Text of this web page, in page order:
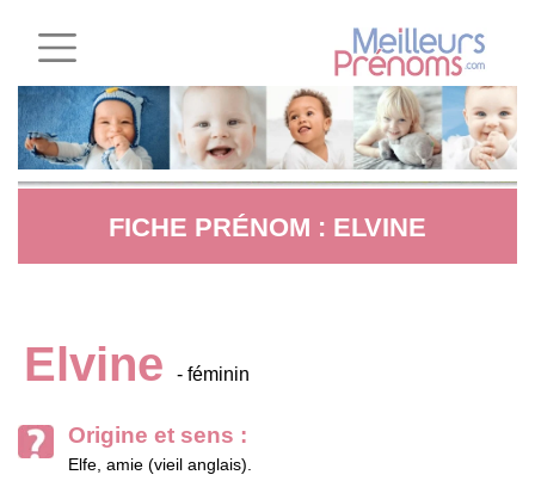
FICHE PRÉNOM : ELVINE
Elvine - féminin
Origine et sens :
Elfe, amie (vieil anglais).